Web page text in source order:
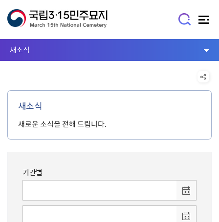
새소식
새소식
새로운 소식을 전해 드립니다.
기간별